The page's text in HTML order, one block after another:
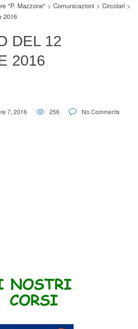
"P. Mazzone" > Comunicazioni > Circolari >
2016
DEL 12
2016
7, 2016 256
No Comments